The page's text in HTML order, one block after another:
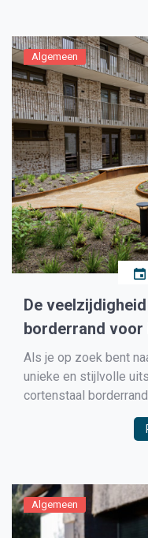
Algemeen
De
borderrand voor
Als je op zoek bent
unieke en stijlvolle
cortenstaal
borderrand is niet
ook bijzonder
Algemeen